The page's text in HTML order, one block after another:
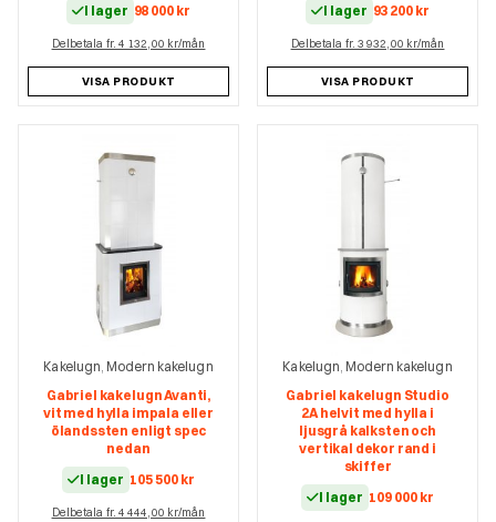
I lager 98 000 kr
Delbetala fr. 4 132,00 kr/mån
VISA PRODUKT
I lager 93 200 kr
Delbetala fr. 3 932,00 kr/mån
VISA PRODUKT
Kakelugn Modern kakelugn
Gabriel kakelugn Avanti,
vit med hylla impala eller
ölandssten enligt spec
nedan
I lager 105 500 kr
Delbetala fr. 4 444,00 kr/mån
Kakelugn Modern kakelugn
Gabriel kakelugn Studio
2A helvit med hylla i
ljusgrå kalksten och
vertikal dekor rand i
skiffer
I lager 109 000 kr